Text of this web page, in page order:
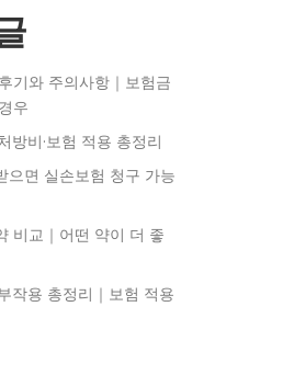
기와 주의사항｜보험금
우
방비·보험 적용 총정리
으면 실손보험 청구 가능
비교｜어떤 약이 더 좋
작용 총정리｜보험 적용